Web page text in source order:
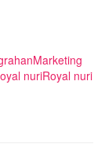
Marketing
nuriRoyal nuri